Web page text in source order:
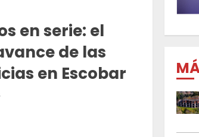
en serie: el
de las
en Escobar